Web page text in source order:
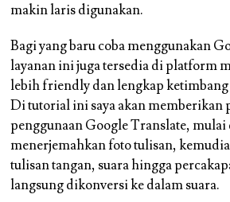
makin laris digunakan.
Bagi yang baru coba menggunakan
layanan ini juga tersedia di platform
lebih friendly dan lengkap
Di tutorial ini saya akan memberikan
penggunaan Google Translate, mulai
menerjemahkan foto tulisan,
tulisan tangan, suara hingga
langsung dikonversi ke dalam suara.